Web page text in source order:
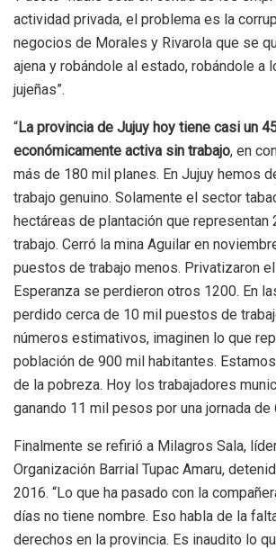
actividad privada, el problema es la
negocios de Morales y Rivarola que se
ajena y robándole al estado, robándole a
jujeñas”.
“La provincia de Jujuy hoy tiene casi un
económicamente activa sin trabajo, en
más de 180 mil planes. En Jujuy hemos
trabajo genuino. Solamente el sector
hectáreas de plantación que
trabajo. Cerró la mina Aguilar en
puestos de trabajo menos. Privatizaron
Esperanza se perdieron otros 1200. En
perdido cerca de 10 mil puestos de
números estimativos, imaginen lo que
población de 900 mil habitantes.
de la pobreza. Hoy los trabajadores
ganando 11 mil pesos por una jornada de
Finalmente se refirió a Milagros Sala,
Organización Barrial Tupac Amaru,
2016. “Lo que ha pasado con la
días no tiene nombre. Eso habla de la
derechos en la provincia. Es inaudito lo